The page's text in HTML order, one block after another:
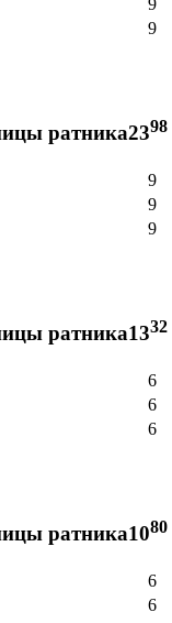
9
2398
9
9
9
1332
6
6
6
1080
6
6